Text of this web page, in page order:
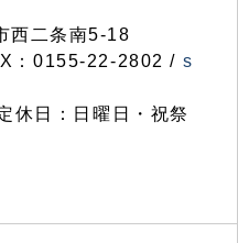
二条南5-18
：0155-22-2802 / s
休日：日曜日・祝祭